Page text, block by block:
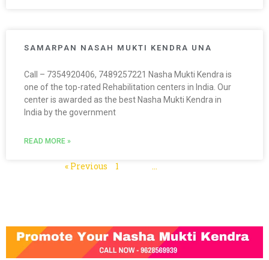
SAMARPAN NASAH MUKTI KENDRA UNA
Call – 7354920406, 7489257221 Nasha Mukti Kendra is
one of the top-rated Rehabilitation centers in India. Our
center is awarded as the best Nasha Mukti Kendra in
India by the government
READ MORE »
« Previous 1 …